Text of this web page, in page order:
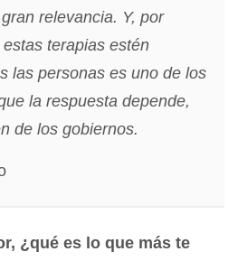
relevancia. Y, por
terapias estén
las personas es uno de los
la respuesta depende,
de los gobiernos.
¿qué es lo que más te